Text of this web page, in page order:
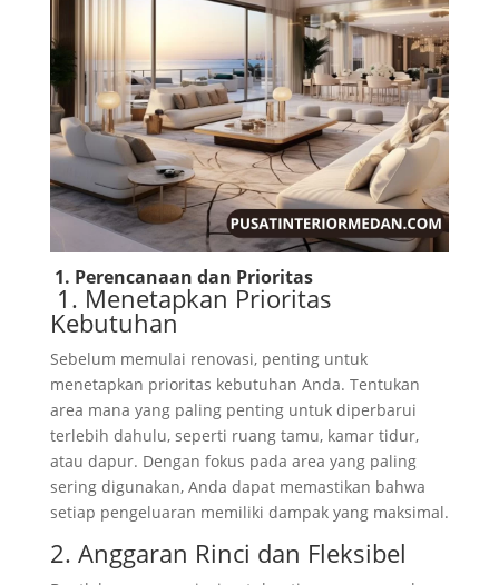
1. Perencanaan dan Prioritas
1. Menetapkan Prioritas
Kebutuhan
Sebelum memulai renovasi, penting untuk
menetapkan prioritas kebutuhan Anda. Tentukan
area mana yang paling penting untuk diperbarui
terlebih dahulu, seperti ruang tamu, kamar tidur,
atau dapur. Dengan fokus pada area yang paling
sering digunakan, Anda dapat memastikan bahwa
setiap pengeluaran memiliki dampak yang maksimal.
2. Anggaran Rinci dan Fleksibel